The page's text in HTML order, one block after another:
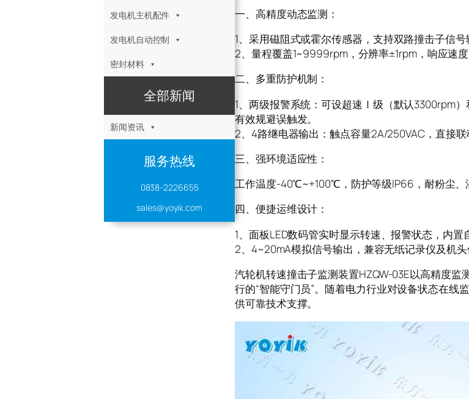
发电机主机配件
发电机自动控制
密封材料
全部新闻
新闻资讯
服务热线
0838-2226655
sales@yoyik.com
一、高精度动态监测：
1、采用磁阻式或霍尔传感器，支持双路撞击子信号
2、量程覆盖1~9999rpm，分辨率±1rpm，响应速
二、多重防护机制：
1、两级报警系统：可设超速Ⅰ级（默认3300rpm
有效规避误触发。
2、4路继电器输出：触点容量2A/250VAC，直接联
三、强环境适应性：
工作温度-40℃~+100℃，防护等级IP66，耐粉尘、
四、便捷运维设计：
1、面板LED数码管实时显示转速、报警状态，内置
2、4~20mA模拟信号输出，兼容无纸记录仪及机头
汽轮机转速撞击子监测装置HZQW-03E以高精度
行的“智能守门员”。随着电力行业对设备状态在线
供可靠技术支撑。